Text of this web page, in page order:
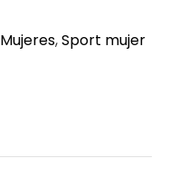
Mujeres,Sport mujer